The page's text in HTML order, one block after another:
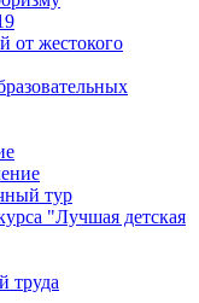
от жестокого
тур
"Лучшая детская
труда